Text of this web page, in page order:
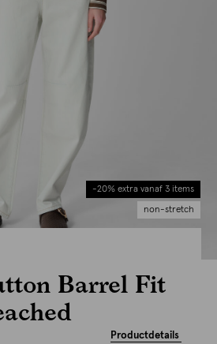
-20% extra vanaf 3 items
non-stretch
Barrel Fit
Productdetails